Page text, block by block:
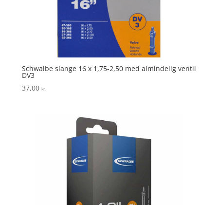
Schwalbe slange 16 x 1,75-2,50 med almindelig ventil
DV3
37,00 kr.